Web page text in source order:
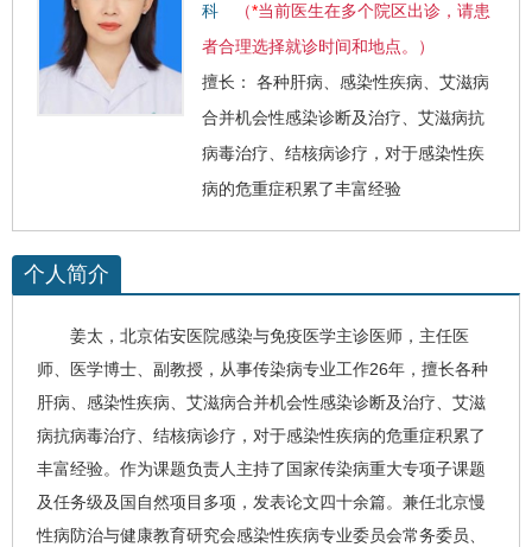
科
（*当前医生在多个院区出诊，请患
者合理选择就诊时间和地点。）
擅长： 各种肝病、感染性疾病、 艾滋病
合并机会性感染诊断及治疗、艾滋病抗
病毒治疗、结核病诊疗，对于感染性疾
病的危重症积累了丰富经验
个人简介
姜太，北京佑安医院感染与免疫医学主诊医师，主任医
师、医学博士、副教授，从事传染病专业工作26年，擅长各种
肝病、感染性疾病、 艾滋病合并机会性感染诊断及治疗、艾滋
病抗病毒治疗、结核病诊疗 ，对于感染性疾病的危重症积累了
丰富经验。作为课题负责人主持了国家传染病重大专项子课题
及任务级及国自然项目多项，发表论文四十余篇。兼任北京慢
性病防治与健康教育研究会感染性疾病专业委员会常务委员、